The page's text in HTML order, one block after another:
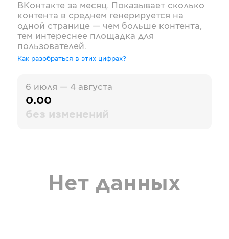
ВКонтакте за месяц. Показывает сколько
контента в среднем генерируется на
одной странице — чем больше контента,
тем интереснее площадка для
пользователей.
Как разобраться в этих цифрах?
6 июля — 4 августа
0.00
без изменений
Нет данных